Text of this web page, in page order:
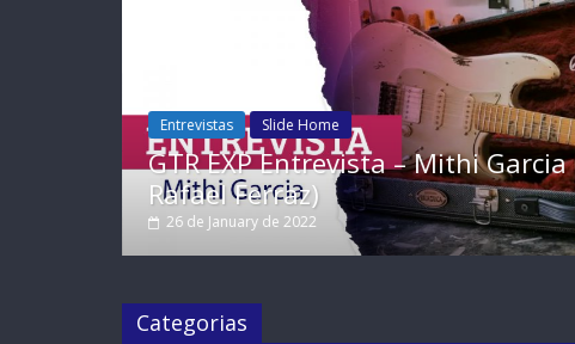
Entrevistas Slide Home
GTR EXP Entrevista – Mithi Garcia (Por
Rafael Ferraz)
26 de January de 2022
Categorias